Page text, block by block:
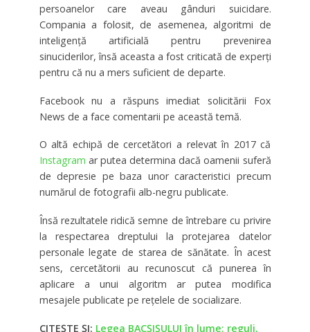
persoanelor care aveau gânduri suicidare.
Compania a folosit, de asemenea, algoritmi de
inteligenţă artificială pentru prevenirea
sinuciderilor, însă aceasta a fost criticată de experţi
pentru că nu a mers suficient de departe.
Facebook nu a răspuns imediat solicitării Fox
News de a face comentarii pe această temă.
O altă echipă de cercetători a relevat în 2017 că
Instagram ar putea determina dacă oamenii suferă
de depresie pe baza unor caracteristici precum
numărul de fotografii alb-negru publicate.
Însă rezultatele ridică semne de întrebare cu privire
la respectarea dreptului la protejarea datelor
personale legate de starea de sănătate. În acest
sens, cercetătorii au recunoscut că punerea în
aplicare a unui algoritm ar putea modifica
mesajele publicate pe reţelele de socializare.
CITEȘTE ȘI: Legea BACȘIȘULUI în lume: reguli,